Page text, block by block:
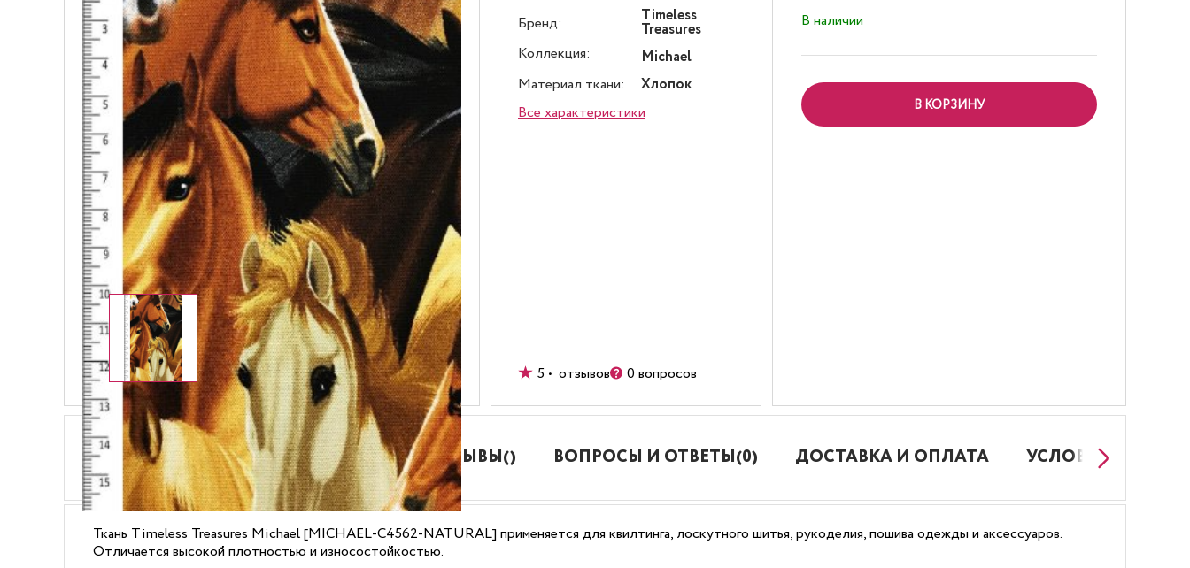
Бренд:
Timeless
Treasures
Коллекция:
Michael
Материал ткани:
Хлопок
Все характеристики
5 • отзывов 0 вопросов
В наличии
В КОРЗИНУ
ОПИСАНИЕ ХАРАКТЕРИСТИКИ ОТЗЫВЫ() ВОПРОСЫ И ОТВЕТЫ(0) ДОСТАВКА И ОПЛАТА УСЛОВИЯ РАБОТЫ
Ткань Timeless Treasures Michael [MICHAEL-C4562-NATURAL] применяется для квилтинга, лоскутного шитья, рукоделия, пошива одежды и аксессуаров.
Отличается высокой плотностью и износостойкостью.